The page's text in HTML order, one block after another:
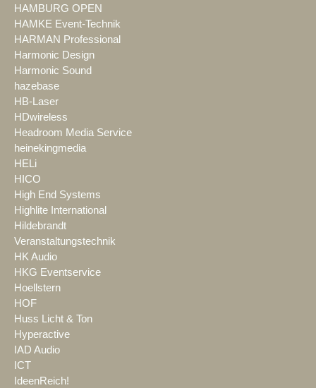
HAMBURG OPEN
HAMKE Event-Technik
HARMAN Professional
Harmonic Design
Harmonic Sound
hazebase
HB-Laser
HDwireless
Headroom Media Service
heinekingmedia
HELi
HICO
High End Systems
Highlite International
Hildebrandt
Veranstaltungstechnik
HK Audio
HKG Eventservice
Hoellstern
HOF
Huss Licht & Ton
Hyperactive
IAD Audio
ICT
IdeenReich!